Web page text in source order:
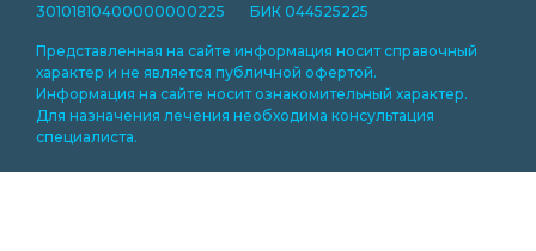
30101810400000000225 БИК 044525225
Представленная на сайте информация носит справочный
характер и не является публичной офертой.
Информация на сайте носит ознакомительный характер.
Для назначения лечения необходима консультация
специалиста.